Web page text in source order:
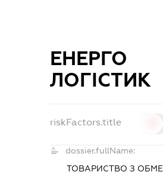
ЕНЕРГО
ЛОГІСТИК
riskFactors.title
dossier.fullName:
ТОВАРИСТВО З